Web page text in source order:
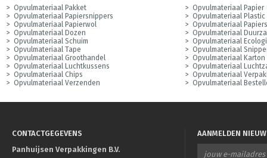
Opvulmateriaal Pakket
Opvulmateriaal Papier
Opvulmateriaal Papiersnippers
Opvulmateriaal Plastic
Opvulmateriaal Papierwol
Opvulmateriaal
Opvulmateriaal Dozen
Opvulmateriaal
Opvulmateriaal Schuim
Opvulmateriaal
Opvulmateriaal Tape
Opvulmateriaal
Opvulmateriaal Groothandel
Opvulmateriaal Karton
Opvulmateriaal Luchtkussens
Opvulmateriaal
Opvulmateriaal Chips
Opvulmateriaal
Opvulmateriaal Verzenden
Opvulmateriaal
CONTACTGEGEVENS
Panhuijsen Verpakkingen B.V.
AANMELDEN